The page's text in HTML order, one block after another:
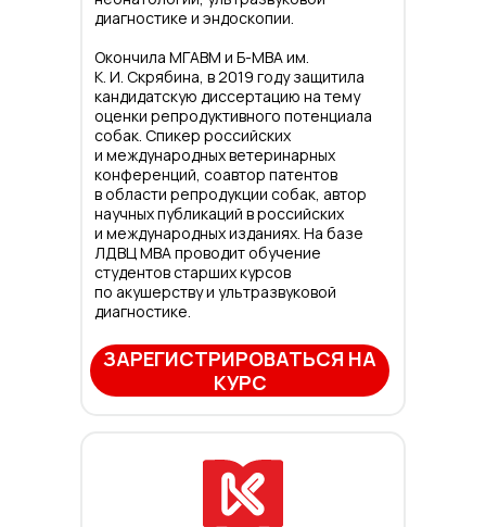
диагностике и эндоскопии.
Окончила МГАВМ и Б-МВА им.
К. И. Скрябина, в 2019 году защитила
кандидатскую диссертацию на тему
оценки репродуктивного потенциала
собак. Спикер российских
и международных ветеринарных
конференций, соавтор патентов
в области репродукции собак, автор
научных публикаций в российских
и международных изданиях. На базе
ЛДВЦ МВА проводит обучение
студентов старших курсов
по акушерству и ультразвуковой
диагностике.
ЗАРЕГИСТРИРОВАТЬСЯ НА
КУРС